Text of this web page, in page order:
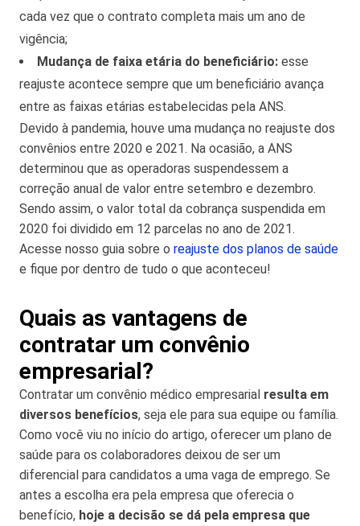
cada vez que o contrato completa mais um ano de
vigência;
Mudança de faixa etária do beneficiário: esse
reajuste acontece sempre que um beneficiário avança
entre as faixas etárias estabelecidas pela ANS.
Devido à pandemia, houve uma mudança no reajuste dos
convênios entre 2020 e 2021. Na ocasião, a ANS
determinou que as operadoras suspendessem a
correção anual de valor entre setembro e dezembro.
Sendo assim, o valor total da cobrança suspendida em
2020 foi dividido em 12 parcelas no ano de 2021.
Acesse nosso guia sobre o reajuste dos planos de saúde
e fique por dentro de tudo o que aconteceu!
Quais as vantagens de
contratar um convênio
empresarial?
Contratar um convênio médico empresarial resulta em
diversos benefícios, seja ele para sua equipe ou família.
Como você viu no início do artigo, oferecer um plano de
saúde para os colaboradores deixou de ser um
diferencial para candidatos a uma vaga de emprego. Se
antes a escolha era pela empresa que oferecia o
benefício, hoje a decisão se dá pela empresa que